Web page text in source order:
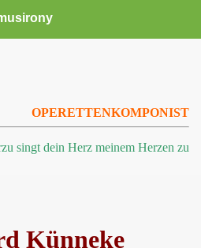
OPERETTENKOMPONIST
singt dein Herz meinem Herzen zu
Künneke